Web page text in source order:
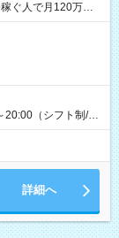
ぐ人で月120万ほ
個配達×25日勤務
20:00（シフト制/実
有り） ※配達状況
より多少の前後あ
詳細へ